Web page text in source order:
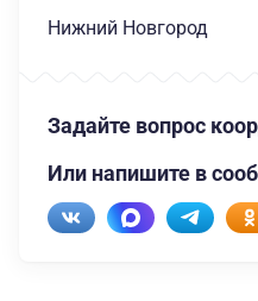
Нижний Новгород
Задайте вопрос
Или напишите в